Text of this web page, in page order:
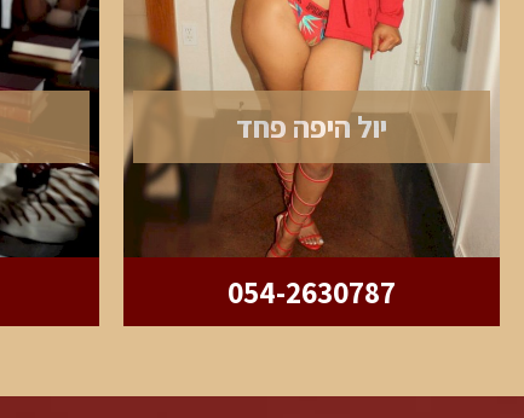
יול היפה פחד
054-2630787